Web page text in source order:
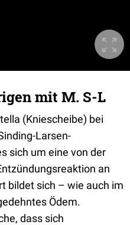
mit M. S-L
(Kniescheibe) bei
Larsen-
sich um eine von der
an
bildet sich – wie auch im
Ödem.
dass sich